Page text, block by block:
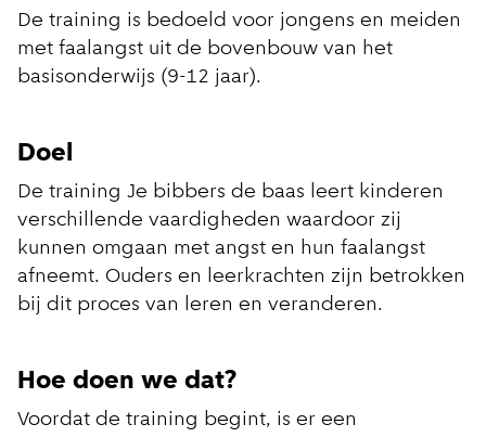
De training is bedoeld voor jongens en meiden
met faalangst uit de bovenbouw van het
basisonderwijs (9-12 jaar).
Doel
De training Je bibbers de baas leert kinderen
verschillende vaardigheden waardoor zij
kunnen omgaan met angst en hun faalangst
afneemt. Ouders en leerkrachten zijn betrokken
bij dit proces van leren en veranderen.
Hoe doen we dat?
Voordat de training begint, is er een